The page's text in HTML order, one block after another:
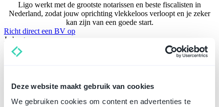
Deze website maakt gebruik van cookies
We gebruiken cookies om content en advertenties te
Ligo werkt met de grootste notarissen en beste fiscalisten in
Nederland, zodat jouw oprichting vlekkeloos verloopt en je zeker
kan zijn van een goede start.
Richt direct een BV op
Je kent ons van: